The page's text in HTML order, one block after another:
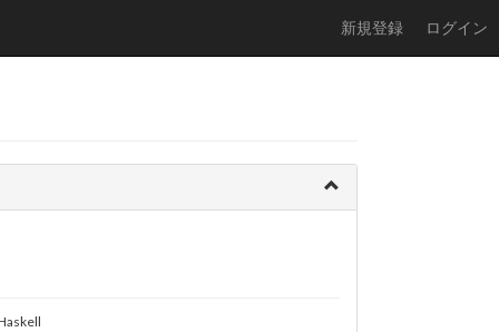
新規登録 ログイン